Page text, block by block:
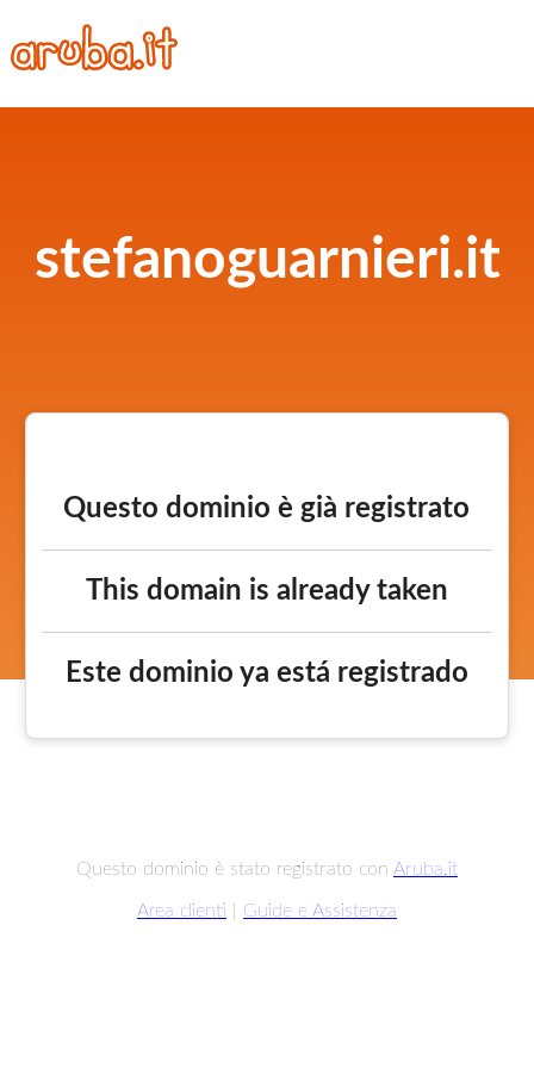
stefanoguarnieri.it
Questo dominio è già registrato
This domain is already taken
Este dominio ya está registrado
Questo dominio è stato registrato con Aruba.it
Area clienti Guide e Assistenza